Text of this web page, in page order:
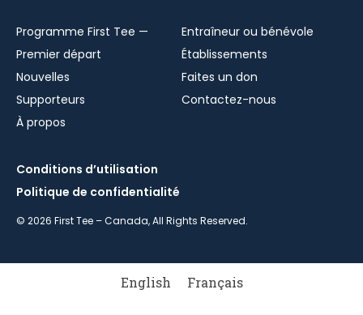
Programme First Tee —
Premier départ
Nouvelles
Supporteurs
À propos
Entraîneur ou bénévole
Établissements
Faites un don
Contactez-nous
Conditions d’utilisation
Politique de confidentialité
© 2026 First Tee – Canada, All Rights Reserved.
English Français